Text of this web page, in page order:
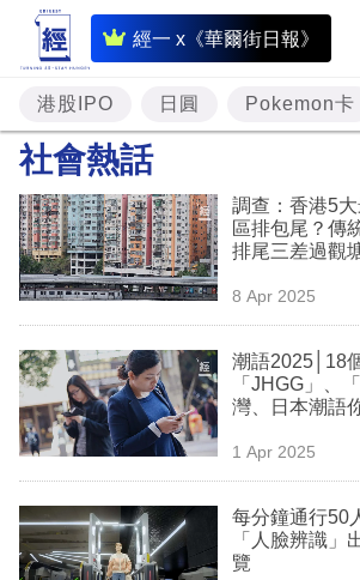
經一 x《華爾街日報》
即
時
財
經
題
投
資
樓
市
理
商
業
港股IPO 日圓 Pokemon卡
社會熱話
調查：香港5
區排包尾？傳
排尾三差過觀
8 Apr 2025
潮語2025│18
「JHGG」、
灣、日本潮語
1 Apr 2025
每分鐘通行50
「人臉辨識」
覽